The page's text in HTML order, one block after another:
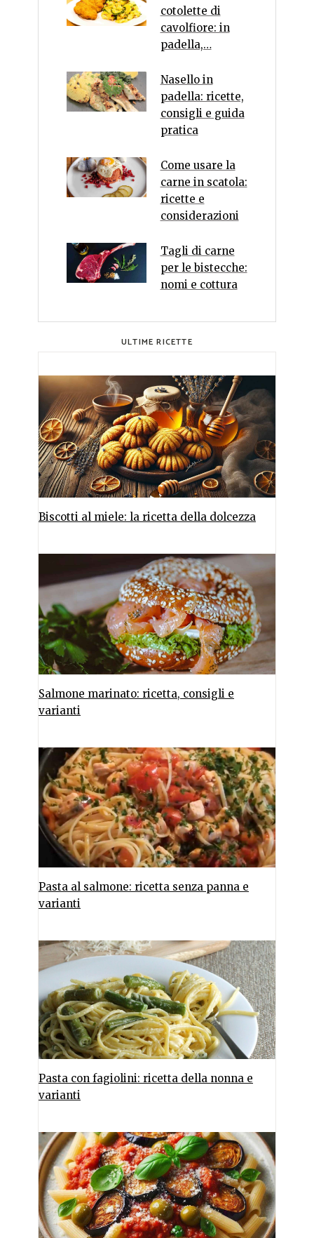
cotolette di
cavolfiore: in
padella,…
Nasello in
padella: ricette,
consigli e guida
pratica
Come usare la
carne in scatola:
ricette e
considerazioni
Tagli di carne
per le bistecche:
nomi e cottura
ULTIME RICETTE
Biscotti al miele: la ricetta della dolcezza
Salmone marinato: ricetta, consigli e
varianti
Pasta al salmone: ricetta senza panna e
varianti
Pasta con fagiolini: ricetta della nonna e
varianti